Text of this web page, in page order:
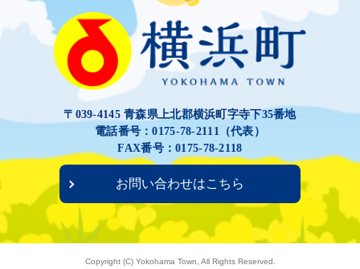
〒039-4145 青森県上北郡横浜町字寺下35番地
電話番号：0175-78-2111（代表）
FAX番号：0175-78-2118
お問い合わせはこちら
Copyright (C) Yokohama Town, All Rights Reserved.